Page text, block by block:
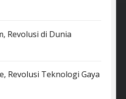
Revolusi di Dunia
Revolusi Teknologi Gaya